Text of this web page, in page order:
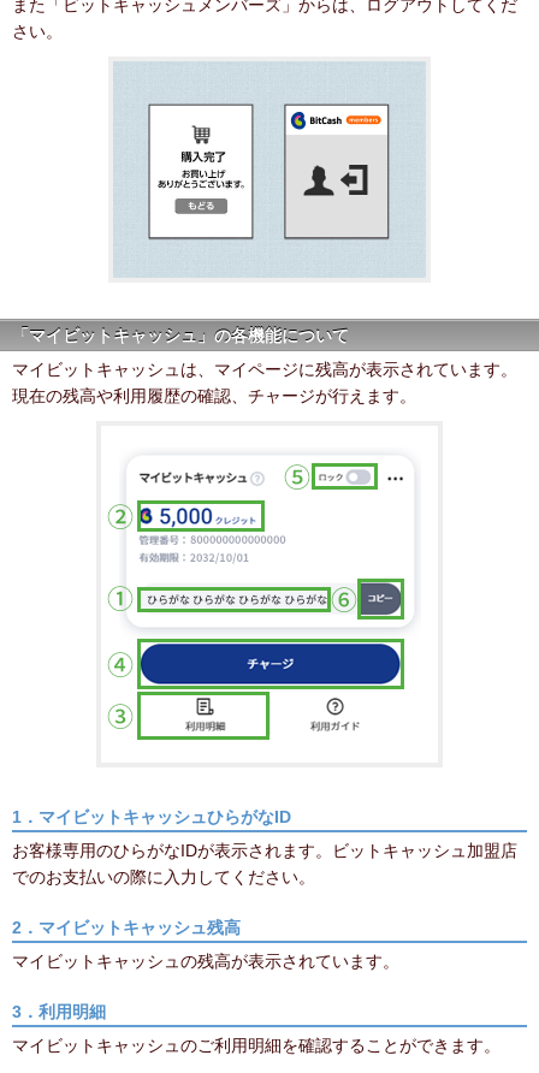
また「ビットキャッシュメンバーズ」からは、ログアウトしてくだ
さい。
「マイビットキャッシュ」の各機能について
マイビットキャッシュは、マイページに残高が表示されています。
現在の残高や利用履歴の確認、チャージが行えます。
1．マイビットキャッシュひらがなID
お客様専用のひらがなIDが表示されます。ビットキャッシュ加盟店
でのお支払いの際に入力してください。
2．マイビットキャッシュ残高
マイビットキャッシュの残高が表示されています。
3．利用明細
マイビットキャッシュのご利用明細を確認することができます。